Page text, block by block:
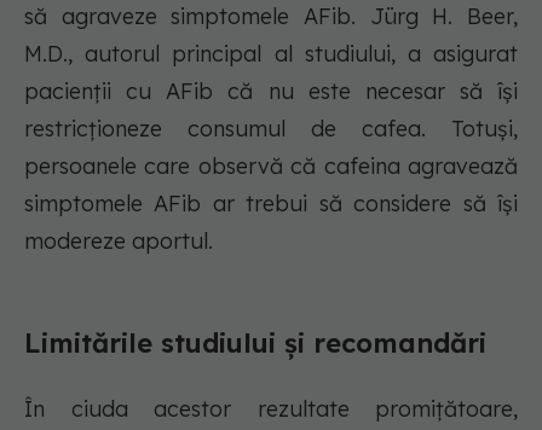
să agraveze simptomele AFib. Jürg H. Beer,
M.D., autorul principal al studiului, a asigurat
pacienții cu AFib că nu este necesar să își
restricționeze consumul de cafea. Totuși,
persoanele care observă că cafeina agravează
simptomele AFib ar trebui să considere să își
modereze aportul.
Limitările studiului și recomandări
În ciuda acestor rezultate promițătoare,